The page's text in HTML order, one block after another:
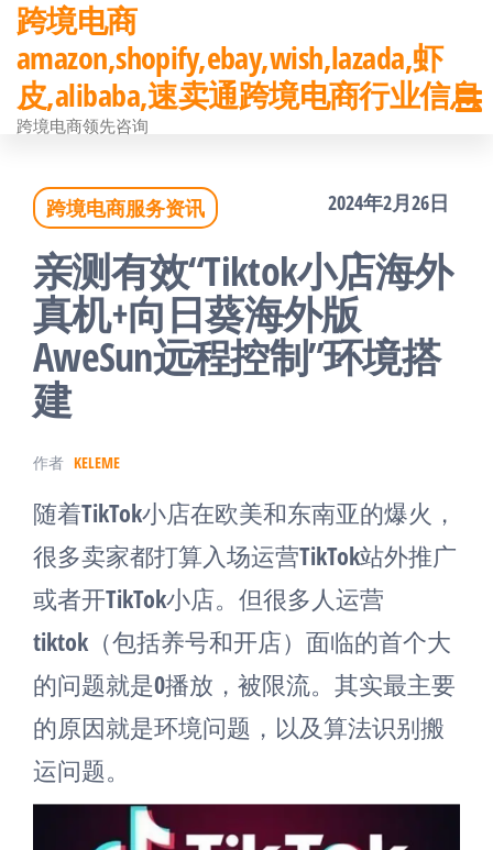
前
往
内
跨境电商
amazon,shopify,ebay,wish,lazada,虾
皮,alibaba,速卖通跨境电商行业信息
跨境电商领先咨询
跨境电商服务资讯 2024年2月26日
亲测有效“Tiktok小店海外
真机+向日葵海外版
AweSun远程控制”环境搭
建
作者 KELEME
随着TikTok小店在欧美和东南亚的爆火，
很多卖家都打算入场运营TikTok站外推广
或者开TikTok小店。但很多人运营
tiktok（包括养号和开店）面临的首个大
的问题就是0播放，被限流。其实最主要
的原因就是环境问题，以及算法识别搬
运问题。